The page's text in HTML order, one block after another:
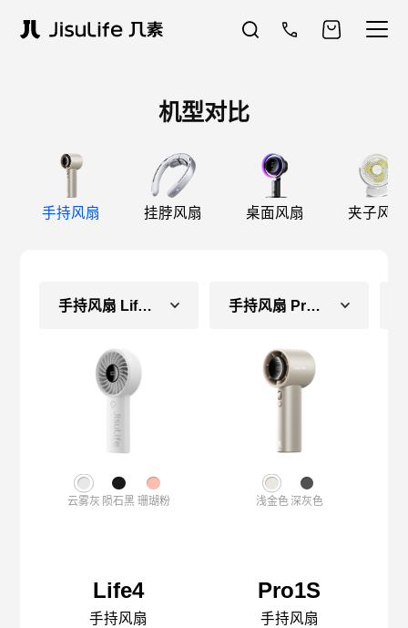
机型对比
手持风扇 挂脖风扇 桌面风扇 夹子风扇
手持风扇 Life4（常规款）
云雾灰 陨石黑 珊瑚粉
Life4
手持风扇
手持风扇 Pro1S
浅金色深灰色
Pro1S
手持风扇